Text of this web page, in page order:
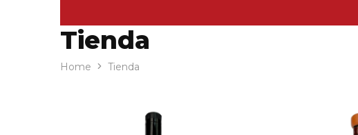
Tienda
Home Tienda